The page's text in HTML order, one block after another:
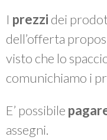
I prezzi dei
dell’offerta
visto che lo
comunichiamo i
E’ possibile
assegni.